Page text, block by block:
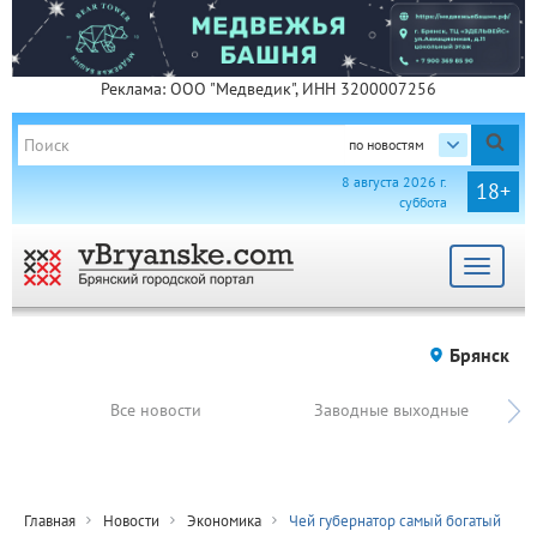
Реклама: ООО "Медведик", ИНН 3200007256
по новостям
18+
8 августа 2026 г.
суббота
Toggle
Брянск
Все новости Заводные выходные
Главная Новости Экономика Чей губернатор самый богатый